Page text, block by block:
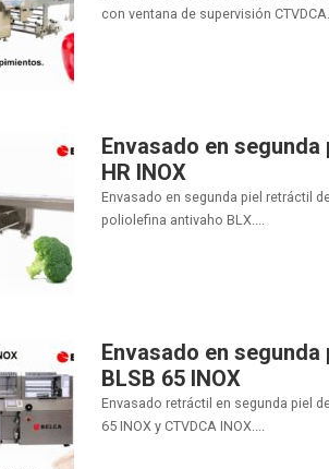
con ventana de supervisión
Envasado en
HR INOX
Envasado en segunda piel retráctil
poliolefina antivaho BLX....
Envasado en
BLSB 65 INOX
Envasado retráctil en segunda piel
65 INOX y CTVDCA INOX....